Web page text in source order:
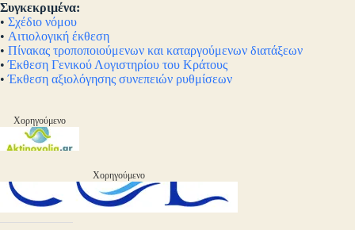
Συγκεκριμένα:
• Σχέδιο νόμου
• Αιτιολογική έκθεση
• Πίνακας τροποποιούμενων και καταργούμενων διατάξεων
•Έκθεση Γενικού Λογιστηρίου του Κράτους
•Έκθεση αξιολόγησης συνεπειών ρυθμίσεων
Χορηγούμενο
Χορηγούμενο